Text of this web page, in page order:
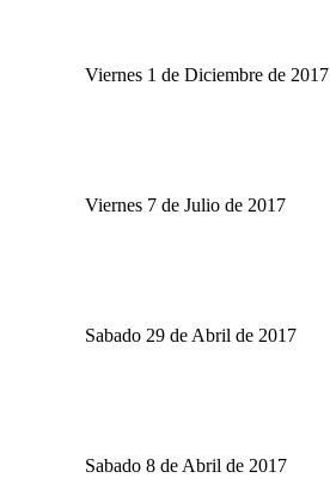
Viernes 1 de Diciembre de 2017
Viernes 7 de Julio de 2017
Sabado 29 de Abril de 2017
Sabado 8 de Abril de 2017